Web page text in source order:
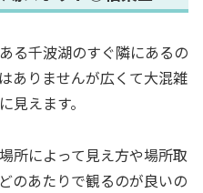
る千波湖のすぐ隣にあるの
ありませんが広くて大混雑
見えます。
所によって見え方や場所取
のあたりで観るのが良いの